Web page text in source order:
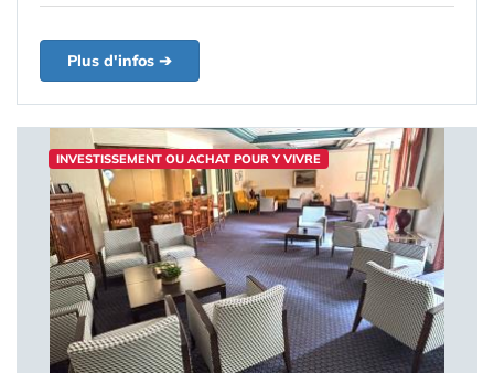
Plus d'infos ➔
INVESTISSEMENT OU ACHAT POUR Y VIVRE